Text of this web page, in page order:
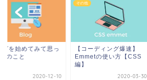
グを始めてみて思っ
のこと
2020-12-10
その他
【コーディング爆速】
Emmetの使い方【CSS
編】
2020-03-30